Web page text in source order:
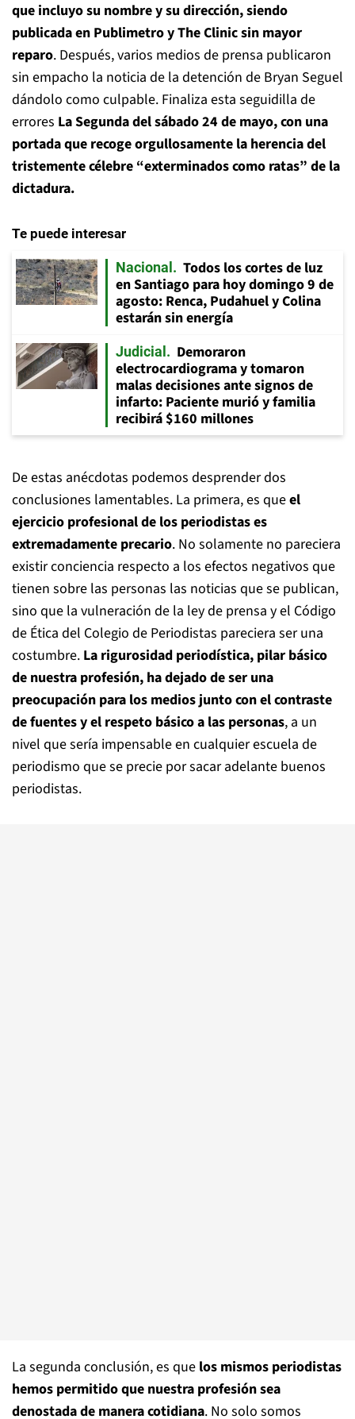
que incluyo su nombre y su dirección, siendo
publicada en Publimetro y The Clinic sin mayor
reparo. Después, varios medios de prensa publicaron
sin empacho la noticia de la detención de Bryan Seguel
dándolo como culpable. Finaliza esta seguidilla de
errores La Segunda del sábado 24 de mayo, con una
portada que recoge orgullosamente la herencia del
tristemente célebre “exterminados como ratas” de la
dictadura.
Te puede interesar
Nacional
Todos los cortes de luz
en Santiago para hoy domingo 9 de
agosto: Renca, Pudahuel y Colina
estarán sin energía
Judicial
Demoraron
electrocardiograma y tomaron
malas decisiones ante signos de
infarto: Paciente murió y familia
recibirá $160 millones
De estas anécdotas podemos desprender dos
conclusiones lamentables. La primera, es queel
ejercicio profesional de los periodistas es
extremadamente precario. No solamente no pareciera
existir conciencia respecto a los efectos negativos que
tienen sobre las personas las noticias que se publican,
sino que la vulneración de la ley de prensa y el Código
de Ética del Colegio de Periodistas pareciera ser una
costumbre. La rigurosidad periodística, pilar básico
de nuestra profesión, ha dejado de ser una
preocupación para los medios junto con el contraste
de fuentes y el respeto básico a las personas, a un
nivel que sería impensable en cualquier escuela de
periodismo que se precie por sacar adelante buenos
periodistas.
La segunda conclusión, es que los mismos periodistas
hemos permitido que nuestra profesión sea
denostada de manera cotidiana. No solo somos